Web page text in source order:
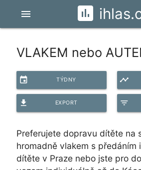
menu
VLAKEM nebo
event TÝDNY timeline
file_download EXPORT filter_list
Preferujete dopravu dítěte na
hromadně vlakem s předáním
dítěte v Praze nebo jste pro